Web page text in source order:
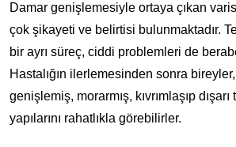
Damar genişlemesiyle ortaya çıkan varis
çok şikayeti ve belirtisi bulunmaktadır.
bir ayrı süreç, ciddi problemleri de
Hastalığın ilerlemesinden sonra
genişlemiş, morarmış, kıvrımlaşıp dışarı
yapılarını rahatlıkla görebilirler.